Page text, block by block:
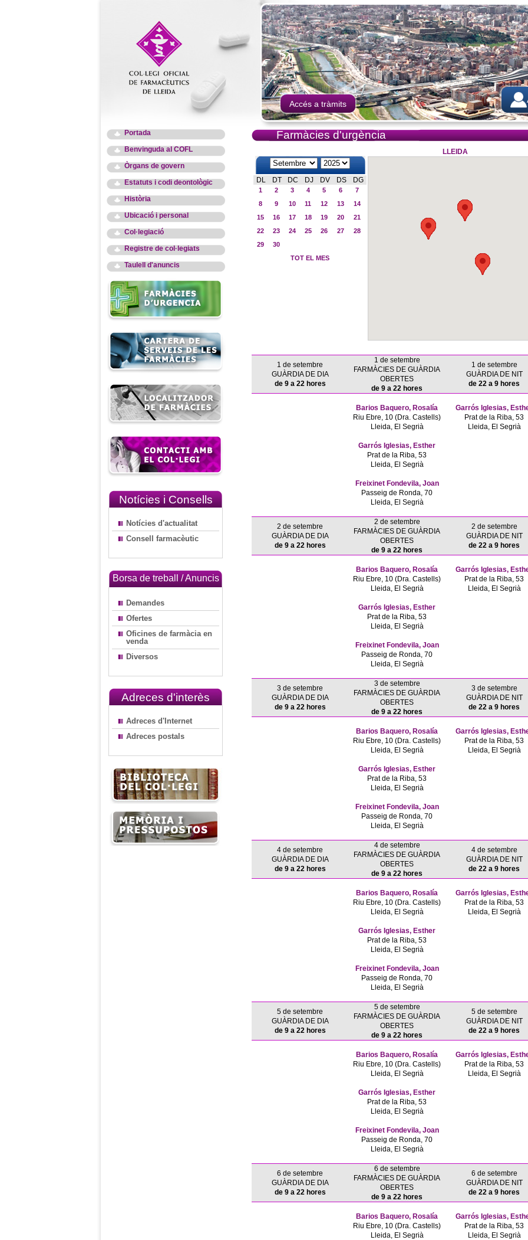
Accés a tràmits
Portada
Benvinguda al COFL
Òrgans de govern
Estatuts i codi deontològic
Història
Ubicació i personal
Col·legiació
Registre de col·legiats
Taulell d'anuncis
Notícies i Consells
Notícies d'actualitat
Consell farmacèutic
Borsa de treball / Anuncis
Demandes
Ofertes
Oficines de farmàcia en
venda
Diversos
Adreces d'interès
Adreces d'Internet
Adreces postals
Farmàcies d'urgència
DL DT DC DJ DV DS DG
1 2 3 4 5 6
7
8
9 10 11 12 13
14
15
16 17 18 19 20
21
22
23 24 25 26 27
28
29
30
TOT EL MES
LLEIDA
1 de setembre
GUÀRDIA DE DIA
de 9 a 22 hores
1 de setembre
FARMÀCIES DE GUÀRDIA
OBERTES
de 9 a 22 hores
1 de setembre
GUÀRDIA DE NIT
de 22 a 9 hores
Barios Baquero, Rosalía
Riu Ebre, 10 (Dra. Castells)
Lleida, El Segrià
Garrós Iglesias, Esther
Prat de la Riba, 53
Lleida, El Segrià
Freixinet Fondevila, Joan
Passeig de Ronda, 70
Lleida, El Segrià
Garrós Iglesias,
Prat de la Riba, 53
Lleida, El Segrià
2 de setembre
GUÀRDIA DE DIA
de 9 a 22 hores
2 de setembre
FARMÀCIES DE GUÀRDIA
OBERTES
de 9 a 22 hores
2 de setembre
GUÀRDIA DE NIT
de 22 a 9 hores
Barios Baquero, Rosalía
Riu Ebre, 10 (Dra. Castells)
Lleida, El Segrià
Garrós Iglesias, Esther
Prat de la Riba, 53
Lleida, El Segrià
Freixinet Fondevila, Joan
Passeig de Ronda, 70
Lleida, El Segrià
Garrós Iglesias,
Prat de la Riba, 53
Lleida, El Segrià
3 de setembre
GUÀRDIA DE DIA
de 9 a 22 hores
3 de setembre
FARMÀCIES DE GUÀRDIA
OBERTES
de 9 a 22 hores
3 de setembre
GUÀRDIA DE NIT
de 22 a 9 hores
Barios Baquero, Rosalía
Riu Ebre, 10 (Dra. Castells)
Lleida, El Segrià
Garrós Iglesias, Esther
Prat de la Riba, 53
Lleida, El Segrià
Freixinet Fondevila, Joan
Passeig de Ronda, 70
Lleida, El Segrià
Garrós Iglesias,
Prat de la Riba, 53
Lleida, El Segrià
4 de setembre
GUÀRDIA DE DIA
de 9 a 22 hores
4 de setembre
FARMÀCIES DE GUÀRDIA
OBERTES
de 9 a 22 hores
4 de setembre
GUÀRDIA DE NIT
de 22 a 9 hores
Barios Baquero, Rosalía
Riu Ebre, 10 (Dra. Castells)
Lleida, El Segrià
Garrós Iglesias, Esther
Prat de la Riba, 53
Lleida, El Segrià
Freixinet Fondevila, Joan
Passeig de Ronda, 70
Lleida, El Segrià
Garrós Iglesias,
Prat de la Riba, 53
Lleida, El Segrià
5 de setembre
GUÀRDIA DE DIA
de 9 a 22 hores
5 de setembre
FARMÀCIES DE GUÀRDIA
OBERTES
de 9 a 22 hores
5 de setembre
GUÀRDIA DE NIT
de 22 a 9 hores
Barios Baquero, Rosalía
Riu Ebre, 10 (Dra. Castells)
Lleida, El Segrià
Garrós Iglesias, Esther
Prat de la Riba, 53
Lleida, El Segrià
Freixinet Fondevila, Joan
Passeig de Ronda, 70
Lleida, El Segrià
Garrós Iglesias,
Prat de la Riba, 53
Lleida, El Segrià
6 de setembre
GUÀRDIA DE DIA
de 9 a 22 hores
6 de setembre
FARMÀCIES DE GUÀRDIA
OBERTES
de 9 a 22 hores
6 de setembre
GUÀRDIA DE NIT
de 22 a 9 hores
Barios Baquero, Rosalía
Riu Ebre, 10 (Dra. Castells)
Lleida, El Segrià
Garrós Iglesias,
Prat de la Riba, 53
Lleida, El Segrià